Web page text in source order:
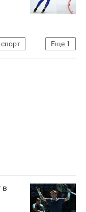
Еще 1
Чемпионат мира по конькобежному спорту на отдельных дистанциях
в